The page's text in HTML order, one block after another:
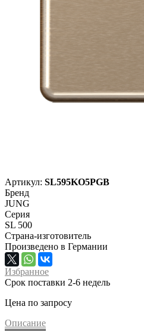
Артикул: SL595KO5PGB
Бренд
JUNG
Серия
SL 500
Страна-изготовитель
Произведено в Германии
Избранное
Срок поставки 2-6 недель
Цена по запросу
Описание